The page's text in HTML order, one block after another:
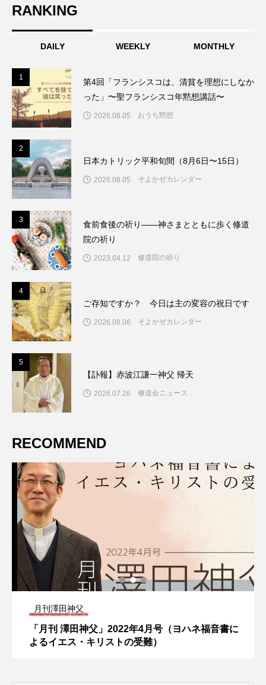
RANKING
DAILY WEEKLY MONTHLY
1
第4回「フランシスコは、清貧を理想にしなか
った」〜聖フランシスコ年黙想講話〜
2026.08.05 おうち黙想
2
日本カトリック平和旬間（8月6日〜15日）
2026.08.05 そよかぜカレンダー
3
食前食後の祈り――神さまとともに歩く修道
院の祈り
2023.04.12 修道院の祈り
4
ご存知ですか？ 今日は主の変容の祝日です
2026.08.06 そよかぜカレンダー
5
【訃報】赤波江謙一神父 帰天
2026.07.26 修道会ニュース
RECOMMEND
月刊澤田神父
「月刊 澤田神父」2022年4月号（ヨハネ福音書に
よるイエス・キリストの受難）